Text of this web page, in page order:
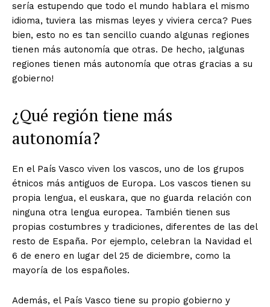
sería estupendo que todo el mundo hablara el mismo
idioma, tuviera las mismas leyes y viviera cerca? Pues
bien, esto no es tan sencillo cuando algunas regiones
tienen más autonomía que otras. De hecho, ¡algunas
regiones tienen más autonomía que otras gracias a su
gobierno!
¿Qué región tiene más
autonomía?
En el País Vasco viven los vascos, uno de los grupos
étnicos más antiguos de Europa. Los vascos tienen su
propia lengua, el euskara, que no guarda relación con
ninguna otra lengua europea. También tienen sus
propias costumbres y tradiciones, diferentes de las del
resto de España. Por ejemplo, celebran la Navidad el
6 de enero en lugar del 25 de diciembre, como la
mayoría de los españoles.
Además, el País Vasco tiene su propio gobierno y